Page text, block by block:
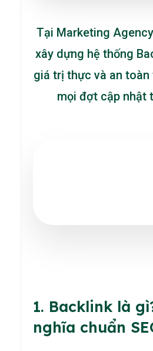
Tại Marketing
xây dựng hệ thống
giá trị thực và an
mọi đợt cập nhật
1. Backlink là
nghĩa chuẩn